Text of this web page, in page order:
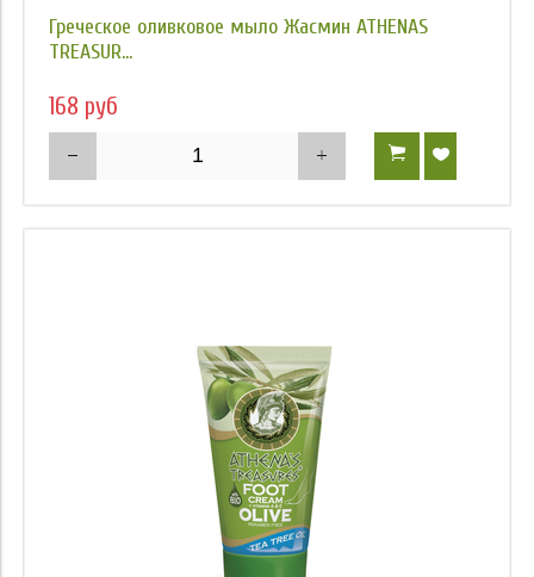
Греческое оливковое мыло Жасмин ATHENAS
TREASUR...
168 руб